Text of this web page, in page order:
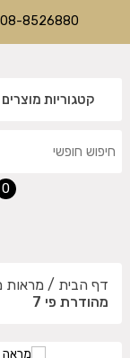
08-8526880
קטגוריות מוצרים
0
דף הבית / מראות
מהודרת פי 7